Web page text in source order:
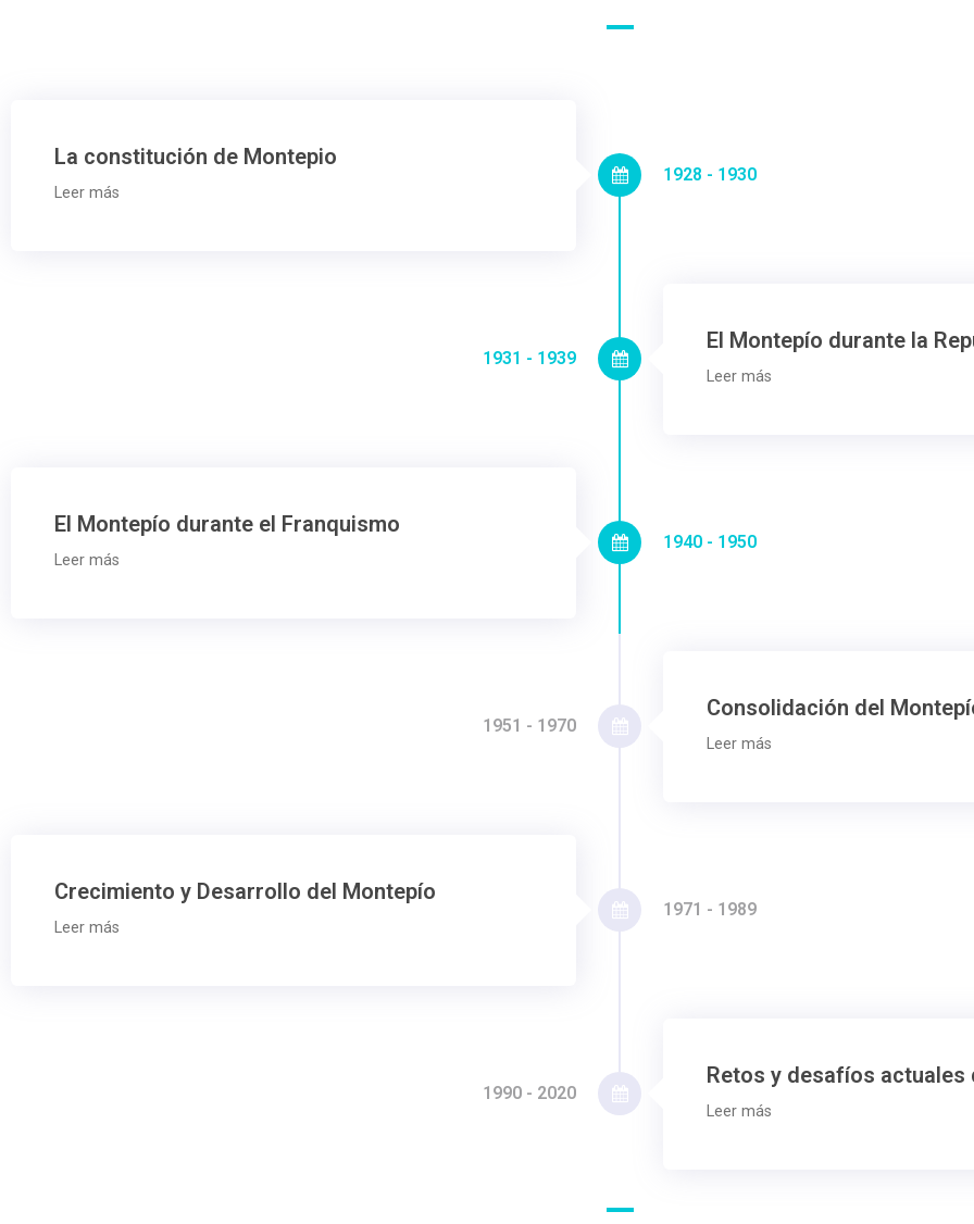
La constitución de Montepio
Leer más
1928 - 1930
El Montepío durante la
Leer más
1931 - 1939
El Montepío durante el Franquismo
Leer más
1940 - 1950
Consolidación del
Leer más
1951 - 1970
Crecimiento y Desarrollo del Montepío
Leer más
1971 - 1989
Retos y desafíos actuales
Leer más
1990 - 2020